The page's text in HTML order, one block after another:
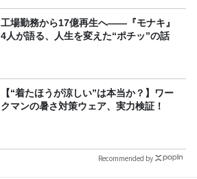
工場勤務から17億再生へ——『モナキ』
4人が語る、人生を変えた“ポチッ”の話
【“着たほうが涼しい”は本当か？】ワー
クマンの暑さ対策ウェア、実力検証！
Recommended by